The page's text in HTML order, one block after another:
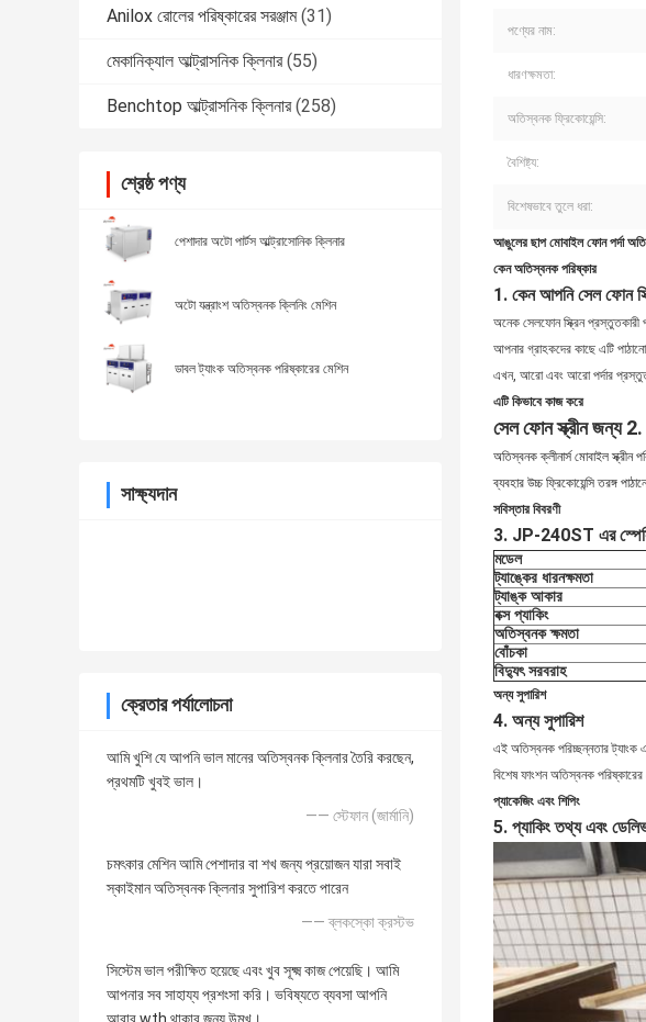
Anilox রোলের পরিষ্কারের সরঞ্জাম (31)
মেকানিক্যাল আল্ট্রাসনিক ক্লিনার (55)
Benchtop আল্ট্রাসনিক ক্লিনার (258)
শ্রেষ্ঠ পণ্য
পেশাদার অটো পার্টস আল্ট্রাসোনিক ক্লিনার
অটো যন্ত্রাংশ অতিস্বনক ক্লিনিং মেশিন
ডাবল ট্যাংক অতিস্বনক পরিষ্কারের মেশিন
সাক্ষ্যদান
ক্রেতার পর্যালোচনা
আমি খুশি যে আপনি ভাল মানের অতিস্বনক ক্লিনার তৈরি করছেন,
প্রথমটি খুবই ভাল।
—— স্টেফান (জার্মানি)
চমৎকার মেশিন আমি পেশাদার বা শখ জন্য প্রয়োজন যারা সবাই
স্কাইমান অতিস্বনক ক্লিনার সুপারিশ করতে পারেন
—— ব্লকস্কো ক্রস্টভ
সিস্টেম ভাল পরীক্ষিত হয়েছে এবং খুব সূক্ষ্ম কাজ পেয়েছি। আমি
আপনার সব সাহায্য প্রশংসা করি। ভবিষ্যতে ব্যবসা আপনি
পণ্যের নাম:
ধারণক্ষমতা:
অতিস্বনক ফ্রিকোয়েন্সি:
বৈশিষ্ট্য:
বিশেষভাবে তুলে ধরা:
আঙুলের ছাপ মোবাইল ফোন পর্দা
কেন অতিস্বনক পরিষ্কার
1. কেন আপনি সেল ফোন
অনেক সেলফোন স্ক্রিন প্রস্তুতকারী
আপনার গ্রাহকদের কাছে এটি
এখন, আরো এবং আরো পর্দার
এটি কিভাবে কাজ করে
সেল ফোন স্ক্রীন জন্য 2.
অতিস্বনক ক্লীনার্স মোবাইল স্ক্রীন
ব্যবহার উচ্চ ফ্রিকোয়েন্সি তরঙ্গ
সবিস্তার বিবরণী
3. JP-240ST এর
মডেল
ট্যাঙ্কের ধারনক্ষমতা
ট্যাঙ্ক আকার
বক্স প্যাকিং
অতিস্বনক ক্ষমতা
বোঁচকা
বিদ্যুৎ সরবরাহ
অন্য সুপারিশ
4. অন্য সুপারিশ
এই অতিস্বনক পরিচ্ছন্নতার
বিশেষ ফাংশন অতিস্বনক
প্যাকেজিং এবং শিপিং
5. প্যাকিং তথ্য এবং